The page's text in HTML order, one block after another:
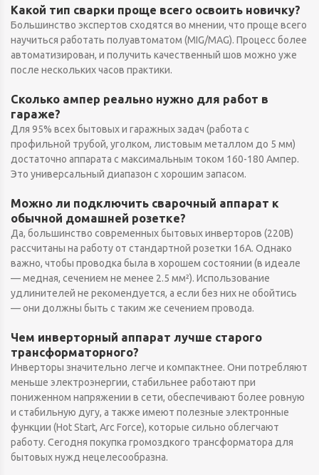
Какой тип сварки проще всего освоить новичку?
Большинство экспертов сходятся во мнении, что проще всего
научиться работать полуавтоматом (MIG/MAG). Процесс более
автоматизирован, и получить качественный шов можно уже
после нескольких часов практики.
Сколько ампер реально нужно для работ в
гараже?
Для 95% всех бытовых и гаражных задач (работа с
профильной трубой, уголком, листовым металлом до 5 мм)
достаточно аппарата с максимальным током 160-180 Ампер.
Это универсальный диапазон с хорошим запасом.
Можно ли подключить сварочный аппарат к
обычной домашней розетке?
Да, большинство современных бытовых инверторов (220В)
рассчитаны на работу от стандартной розетки 16А. Однако
важно, чтобы проводка была в хорошем состоянии (в идеале
— медная, сечением не менее 2.5 мм²). Использование
удлинителей не рекомендуется, а если без них не обойтись
— они должны быть с таким же сечением провода.
Чем инверторный аппарат лучше старого
трансформаторного?
Инверторы значительно легче и компактнее. Они потребляют
меньше электроэнергии, стабильнее работают при
пониженном напряжении в сети, обеспечивают более ровную
и стабильную дугу, а также имеют полезные электронные
функции (Hot Start, Arc Force), которые сильно облегчают
работу. Сегодня покупка громоздкого трансформатора для
бытовых нужд нецелесообразна.